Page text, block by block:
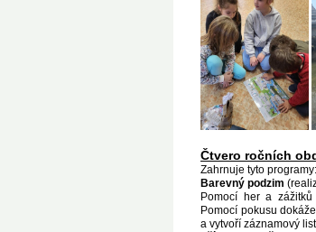
Čtvero ročních
Zahrnuje tyto programy:
Barevný podzim
Pomocí her a
Pomocí pokusu
a vytvoří záznamový